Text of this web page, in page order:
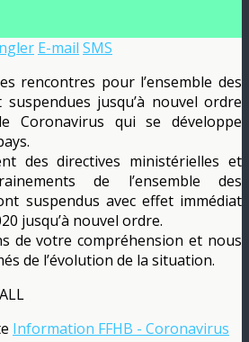
E-mail SMS
rencontres pour l’ensemble des
jusqu’à nouvel ordre
Coronavirus qui se développe
des directives ministérielles et
de l’ensemble des
suspendus avec effet immédiat
jusqu’à nouvel ordre.
de votre compréhension et nous
de l’évolution de la situation.
Information FFHB - Coronavirus